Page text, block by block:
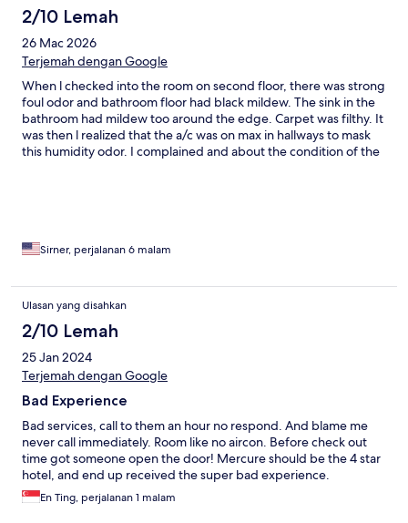
2/10 Lemah
26 Mac 2026
Terjemah dengan Google
When l checked into the room on second floor, there was strong
foul odor and bathroom floor had black mildew. The sink in the
bathroom had mildew too around the edge. Carpet was filthy. It
was then l realized that the a/c was on max in hallways to mask
this humidity odor. I complained and about the condition of the
condensation marks on ceiling.
Sirner, perjalanan 6 malam
Ulasan yang disahkan
2/10 Lemah
25 Jan 2024
Terjemah dengan Google
Bad Experience
Bad services, call to them an hour no respond. And blame me
never call immediately. Room like no aircon. Before check out
time got someone open the door! Mercure should be the 4 star
hotel, and end up received the super bad experience.
En Ting, perjalanan 1 malam